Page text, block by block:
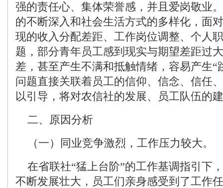
强的责任心、集体荣誉感，并且爱岗敬业
的不断深入和社会生活方式的多样化，面
现的收入分配差距、工作岗位调整、个人
题，部分青年员工感到现实与期望差距过
差，甚至产生不满和抵触情绪，容易产生“
问题直接关联着员工的信仰、信念、信任
以引导，将对农信社的发展、员工队伍的
二、原因分析
（一）同业竞争激烈，工作压力较大。
在省联社“猛上台阶”的工作基调指引下
不断发展壮大，员工们亲身感受到了工作